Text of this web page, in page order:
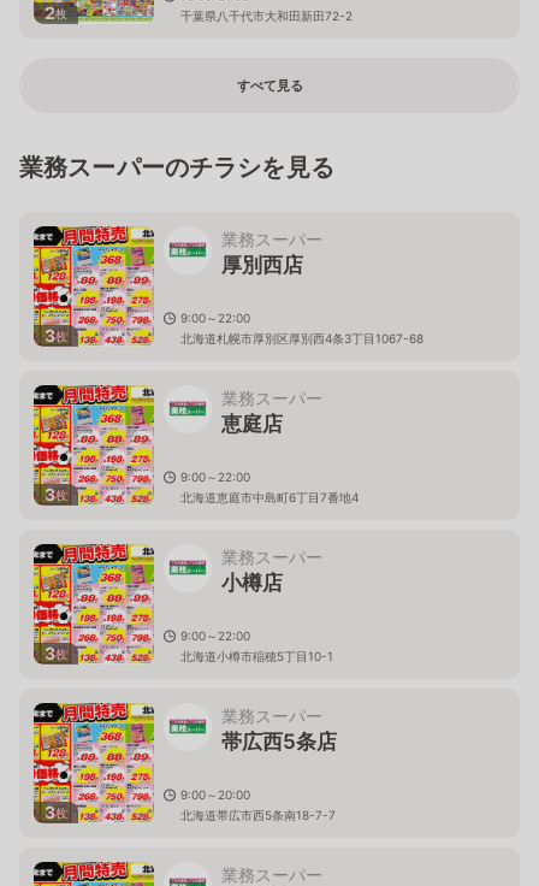
2枚
千葉県八千代市大和田新田72-2
すべて見る
業務スーパーのチラシを見る
3枚
業務スーパー
厚別西店
9:00～22:00
北海道札幌市厚別区厚別西4条3丁目1067-68
3枚
業務スーパー
恵庭店
9:00～22:00
北海道恵庭市中島町6丁目7番地4
3枚
業務スーパー
小樽店
9:00～22:00
北海道小樽市稲穂5丁目10-1
3枚
業務スーパー
帯広西5条店
9:00～20:00
北海道帯広市西5条南18-7-7
業務スーパー